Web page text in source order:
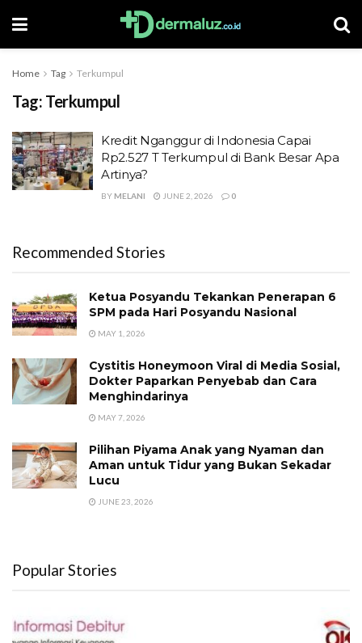
Home Tag Terkumpul
Tag: Terkumpul
Kredit Nganggur di Indonesia Capai
Rp2.527 T Terkumpul di Bank Besar Apa
Artinya?
BY MELANI JUNE 2, 2026 0
Recommended Stories
Ketua Posyandu Tekankan Penerapan 6
SPM pada Hari Posyandu Nasional
MAY 1, 2026
Cystitis Honeymoon Viral di Media Sosial,
Dokter Paparkan Penyebab dan Cara
Menghindarinya
MAY 7, 2026
Pilihan Piyama Anak yang Nyaman dan
Aman untuk Tidur yang Bukan Sekadar
Lucu
JUNE 23, 2026
Popular Stories